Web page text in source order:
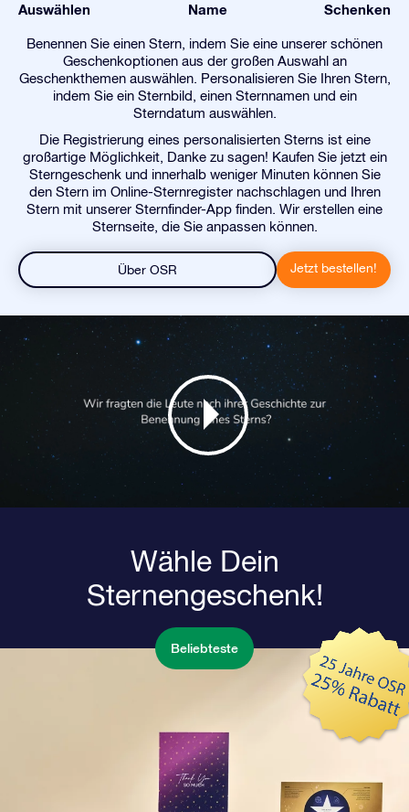
Auswählen Name Schenken
Benennen Sie einen Stern, indem Sie eine unserer schönen
Geschenkoptionen aus der großen Auswahl an
Geschenkthemen auswählen. Personalisieren Sie Ihren Stern,
indem Sie ein Sternbild, einen Sternnamen und ein
Sterndatum auswählen.
Die Registrierung eines personalisierten Sterns ist eine
großartige Möglichkeit, Danke zu sagen! Kaufen Sie jetzt ein
Sterngeschenk und innerhalb weniger Minuten können Sie
den Stern im Online-Sternregister nachschlagen und Ihren
Stern mit unserer Sternfinder-App finden. Wir erstellen eine
Sternseite, die Sie anpassen können.
Über OSR Jetzt bestellen!
Wähle Dein
Sternengeschenk!
Beliebteste